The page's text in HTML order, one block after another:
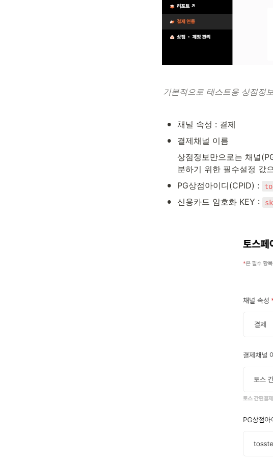
기본적으로 테스트용 상점정
• 채널 속성 : 결제
•
결제채널 이름
상점정보만으로는 채널
분하기 위한 필수설정 값
• PG상점아이디(CPID) :
• 신용카드 암호화 KEY :